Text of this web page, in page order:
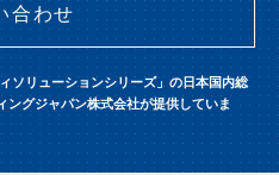
合わせ
ソリューションシリーズ」の日本国内総
ングジャパン株式会社が提供していま